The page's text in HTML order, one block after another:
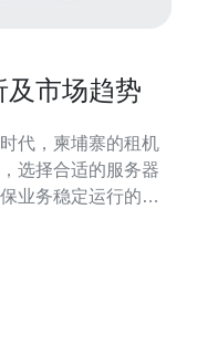
及市场趋势
代，柬埔寨的租机
选择合适的服务器
业务稳定运行的重
。 柬埔寨租